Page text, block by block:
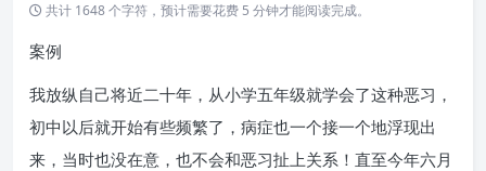
共计 1648 个字符，预计需要花费 5 分钟才能阅读完成。
案例
我放纵自己将近二十年，从小学五年级就学会了这种恶习，
初中以后就开始有些频繁了，病症也一个接一个地浮现出
来，当时也没在意，也不会和恶习扯上关系！直至今年六月